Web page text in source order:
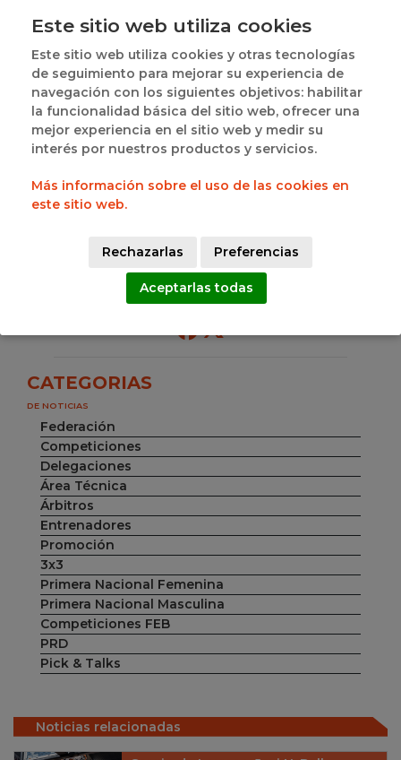
A participó en el Grupo F, cerró su participación
(64-75).
Desde la Federación de Baloncesto de Castilla y
León queremos felicitar a todos los equipos
representantes de la comunidad por su esfuerzo,
compromiso y participación en el campeonato.
OCTAVOS DE FINAL
MOVISTAR ESTUDIANTES A
Comparte esta noticia
CATEGORIAS
DE NOTICIAS
Federación
Competiciones
Delegaciones
Área Técnica
Árbitros
Entrenadores
Promoción
3x3
Primera Nacional Femenina
Primera Nacional Masculina
Competiciones FEB
PRD
Pick & Talks
Noticias relacionadas
Este sitio web utiliza cookies
Este sitio web utiliza cookies y otras tecnologías
de seguimiento para mejorar su experiencia de
navegación con los siguientes objetivos: habilitar
la funcionalidad básica del sitio web, ofrecer una
mejor experiencia en el sitio web y medir su
interés por nuestros productos y servicios.
Más información sobre el uso de las cookies en
este sitio web.
Rechazarlas Preferencias
Aceptarlas todas